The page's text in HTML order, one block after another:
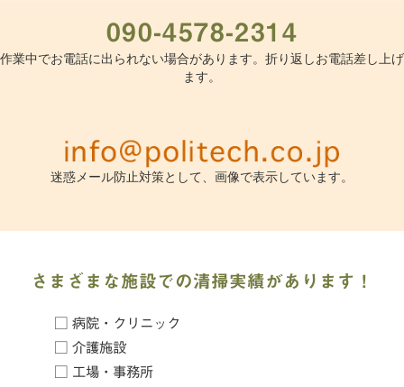
090-4578-2314
作業中でお電話に出られない場合があります。折り返しお電話差し上げ
ます。
迷惑メール防止対策として、画像で表示しています。
さまざまな施設での清掃実績があります！
□ 病院・クリニック
□ 介護施設
□ 工場・事務所